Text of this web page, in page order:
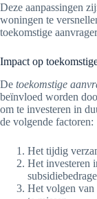
Deze aanpassingen
woningen te
toekomstige
Impact op
De toekomstige
beïnvloed worden
om te investeren in
de volgende factoren:
Het tijdig
Het investeren
Het volgen van